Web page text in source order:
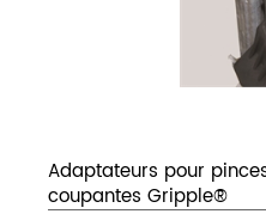
Adaptateurs pour
coupantes Gripple®